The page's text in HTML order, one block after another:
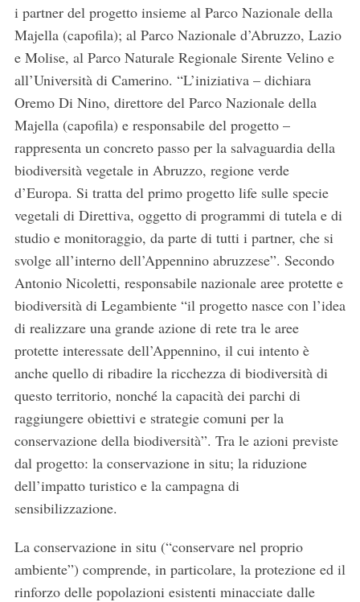
i partner del progetto insieme al Parco Nazionale della
Majella (capofila); al Parco Nazionale d’Abruzzo, Lazio
e Molise, al Parco Naturale Regionale Sirente Velino e
all’Università di Camerino. “L’iniziativa – dichiara
Oremo Di Nino, direttore del Parco Nazionale della
Majella (capofila) e responsabile del progetto –
rappresenta un concreto passo per la salvaguardia della
biodiversità vegetale in Abruzzo, regione verde
d’Europa. Si tratta del primo progetto life sulle specie
vegetali di Direttiva, oggetto di programmi di tutela e di
studio e monitoraggio, da parte di tutti i partner, che si
svolge all’interno dell’Appennino abruzzese”. Secondo
Antonio Nicoletti, responsabile nazionale aree protette e
biodiversità di Legambiente “il progetto nasce con l’idea
di realizzare una grande azione di rete tra le aree
protette interessate dell’Appennino, il cui intento è
anche quello di ribadire la ricchezza di biodiversità di
questo territorio, nonché la capacità dei parchi di
raggiungere obiettivi e strategie comuni per la
conservazione della biodiversità”. Tra le azioni previste
dal progetto: la conservazione in situ; la riduzione
dell’impatto turistico e la campagna di
sensibilizzazione.
La conservazione in situ (“conservare nel proprio
ambiente”) comprende, in particolare, la protezione ed il
rinforzo delle popolazioni esistenti minacciate dalle